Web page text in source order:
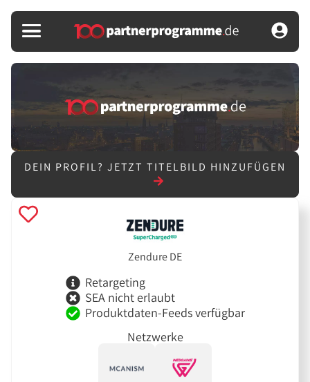
DEIN PROFIL? JETZT TITELBILD HINZUFÜGEN
Zendure DE
Retargeting
SEA nicht erlaubt
Produktdaten-Feeds verfügbar
Netzwerke